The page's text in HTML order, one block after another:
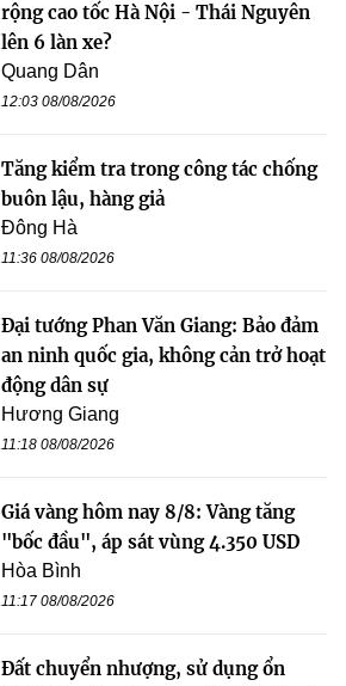
rộng cao tốc Hà Nội - Thái Nguyên
lên 6 làn xe?
Quang Dân
12:03 08/08/2026
Tăng kiểm tra trong công tác chống
buôn lậu, hàng giả
Đông Hà
11:36 08/08/2026
Đại tướng Phan Văn Giang: Bảo đảm
an ninh quốc gia, không cản trở hoạt
động dân sự
Hương Giang
11:18 08/08/2026
Giá vàng hôm nay 8/8: Vàng tăng
"bốc đầu", áp sát vùng 4.350 USD
Hòa Bình
11:17 08/08/2026
Đất chuyển nhượng, sử dụng ổn